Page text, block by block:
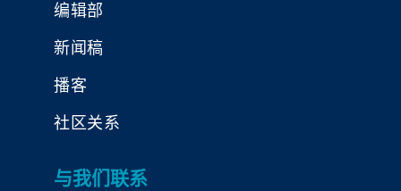
编辑部
新闻稿
播客
社区关系
与我们联系